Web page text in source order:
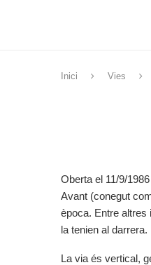
Inici Vies
Oberta el 11/9/
Avant (conegut
època. Entre altres
la tenien al darrera.
La via és vertical,